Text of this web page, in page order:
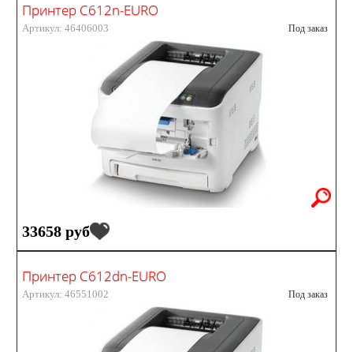
Принтер C612n-EURO
Артикул: 46406003 Под заказ
33658 руб
Принтер C612dn-EURO
Артикул: 46551002 Под заказ